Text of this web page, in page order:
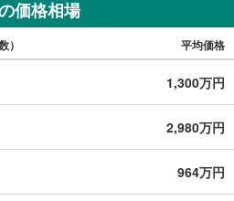
価格相場
） 平均価格
1,300万円
2,980万円
964万円